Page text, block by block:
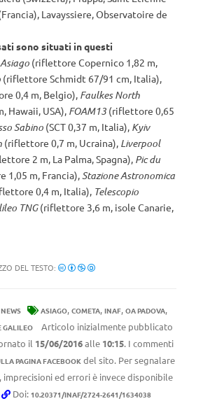
Lavayssiere, Observatoire de
sono situati in questi
Asiago (riflettore Copernico 1,82 m,
(riflettore Schmidt 67/91 cm, Italia),
0,4 m, Belgio), Faulkes North
Hawaii, USA), FOAM13 (riflettore 0,65
Sabino (SCT 0,37 m, Italia), Kyiv
(riflettore 0,7 m, Ucraina), Liverpool
2 m, La Palma, Spagna), Pic du
m, Francia),Stazione Astronomica
0,4 m, Italia), Telescopio
TNG(riflettore 3,6 m, isole Canarie,
DEL TESTO:
NEWS ASIAGO, COMETA, INAF, OA PADOVA,
GALILEO
Articolo inizialmente pubblicato
il 15/06/2016alle 10:15. I commenti
PAGINA FACEBOOKdel sito. Per segnalare
ed errori è invece disponibile
Doi: 10.20371/INAF/2724-2641/1634038